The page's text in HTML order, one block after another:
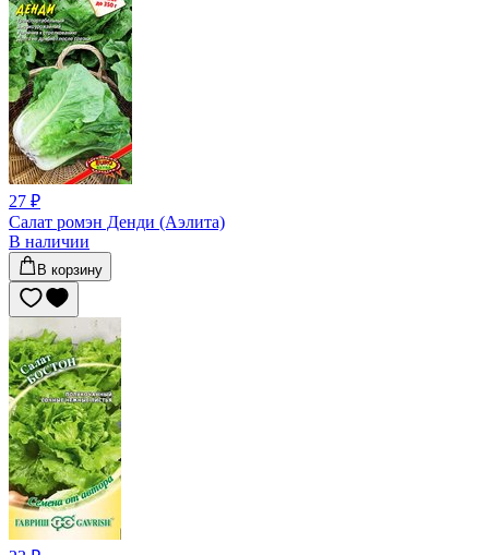
27 ₽
Салат ромэн Денди (Аэлита)
В наличии
В корзину